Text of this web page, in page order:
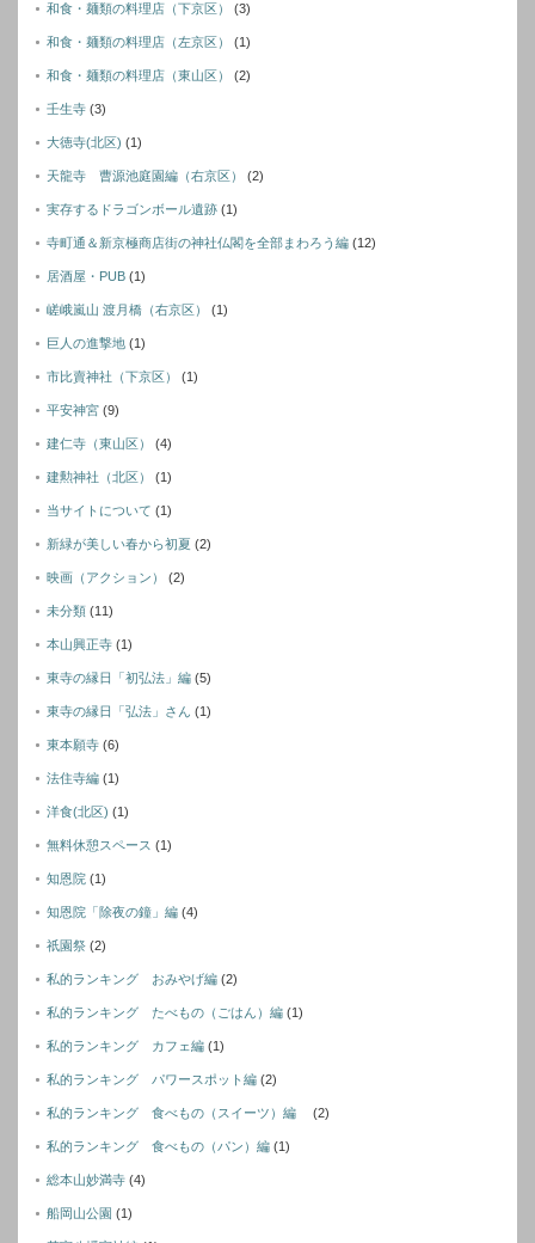
和食・麺類の料理店（下京区） (3)
和食・麺類の料理店（左京区） (1)
和食・麺類の料理店（東山区） (2)
壬生寺 (3)
大徳寺(北区) (1)
天龍寺 曹源池庭園編（右京区） (2)
実存するドラゴンボール遺跡 (1)
寺町通＆新京極商店街の神社仏閣を全部まわろう編 (12)
居酒屋・PUB (1)
嵯峨嵐山 渡月橋（右京区） (1)
巨人の進撃地 (1)
市比賣神社（下京区） (1)
平安神宮 (9)
建仁寺（東山区） (4)
建勲神社（北区） (1)
当サイトについて (1)
新緑が美しい春から初夏 (2)
映画（アクション） (2)
未分類 (11)
本山興正寺 (1)
東寺の縁日「初弘法」編 (5)
東寺の縁日「弘法」さん (1)
東本願寺 (6)
法住寺編 (1)
洋食(北区) (1)
無料休憩スペース (1)
知恩院 (1)
知恩院「除夜の鐘」編 (4)
祇園祭 (2)
私的ランキング おみやげ編 (2)
私的ランキング たべもの（ごはん）編 (1)
私的ランキング カフェ編 (1)
私的ランキング パワースポット編 (2)
私的ランキング 食べもの（スイーツ）編 (2)
私的ランキング 食べもの（パン）編 (1)
総本山妙満寺 (4)
船岡山公園 (1)